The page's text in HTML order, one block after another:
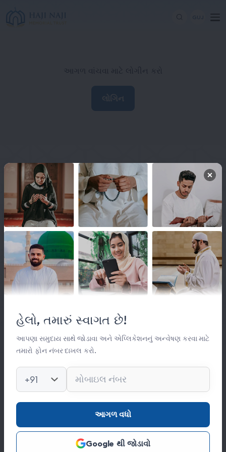
GUJ
લોગિન
Haji Naji Memorial Trust
લિંક્સ
સંસ્થા વિષે
સંપર્ક
કિતાબ લાઈબ્રેરી
ફોટો ગેલેરી
સંપર્ક
0278 251 0056
hajinajitrust@gmail.com
હેલો, તમારું સ્વાગત છે!
આપણા સમુદાય સાથે જોડાવા અને એપ્લિકેશનનું અન્વેષણ કરવા માટે
તમારો ફોન નંબર દાખલ કરો.
+91
આગળ વધો
Google થી જોડાવો